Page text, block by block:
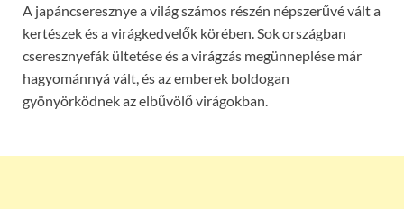
A japáncseresznye a világ számos részén népszerűvé vált a
kertészek és a virágkedvelők körében. Sok országban
cseresznyefák ültetése és a virágzás megünneplése már
hagyománnyá vált, és az emberek boldogan
gyönyörködnek az elbűvölő virágokban.